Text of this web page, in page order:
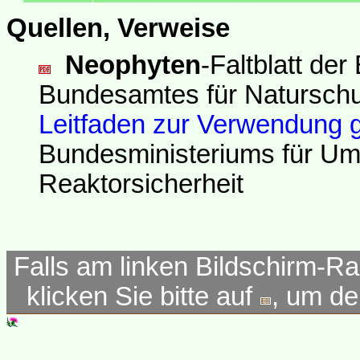
Quellen, Verweise
Neophyten-Faltblatt der
Bundesamtes für
Leitfaden zur Verwendung
Bundesministeriums für
Reaktorsicherheit
Falls am linken Bildschirm-
klicken Sie bitte auf
, um